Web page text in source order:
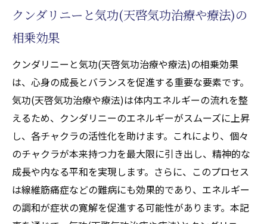
や療法)の実践事例
寛解の実現可能性
クンダリニーと気功(天啓気功治療や療法)の
相乗効果
クンダリニーと気功(天啓気功治療や療法)の相乗効果
は、心身の成長とバランスを促進する重要な要素です。
気功(天啓気功治療や療法)は体内エネルギーの流れを整
えるため、クンダリニーのエネルギーがスムーズに上昇
し、各チャクラの活性化を助けます。これにより、個々
のチャクラが本来持つ力を最大限に引き出し、精神的な
成長や内なる平和を実現します。さらに、このプロセス
は線維筋痛症などの難病にも効果的であり、エネルギー
の調和が症状の寛解を促進する可能性があります。本記